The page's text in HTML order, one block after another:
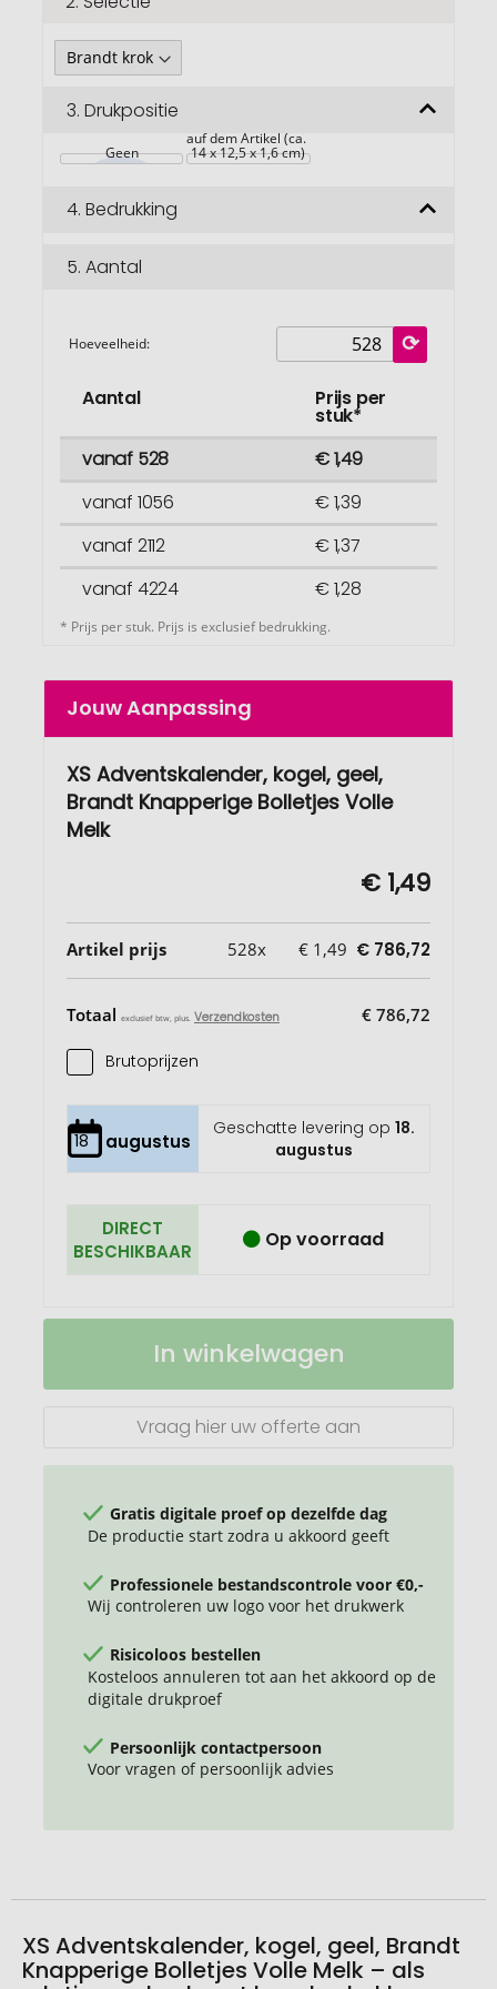
3. Drukpositie
Geen
auf dem Artikel (ca.
14 x 12,5 x 1,6 cm)
4. Bedrukking
5. Aantal
Hoeveelheid:
Aantal Prijs per
stuk*
vanaf 528
€ 1,49
vanaf 1056
€ 1,39
vanaf 2112
€ 1,37
vanaf 4224
€ 1,28
* Prijs per stuk. Prijs is exclusief bedrukking.
Jouw Aanpassing
XS Adventskalender, kogel, geel,
Brandt Knapperige Bolletjes Volle
Melk
€ 1,49
Artikel prijs 528x € 1,49 € 786,72
Totaal exclusief btw, plus. Verzendkosten € 786,72
Brutoprijzen
18 augustus
Geschatte levering op 18.
augustus
DIRECT
BESCHIKBAAR
Op voorraad
Adventskalender,In winkelwagen
Vraag hier uw offerte aan
Gratis digitale proef op dezelfde dag
De productie start zodra u akkoord geeft
Professionele bestandscontrole voor €0,-
Wij controleren uw logo voor het drukwerk
Risicoloos bestellen
Kosteloos annuleren tot aan het akkoord op de
digitale drukproef
Persoonlijk contactpersoon
Voor vragen of persoonlijk advies
XS Adventskalender, kogel, geel, Brandt
Knapperige Bolletjes Volle Melk – als